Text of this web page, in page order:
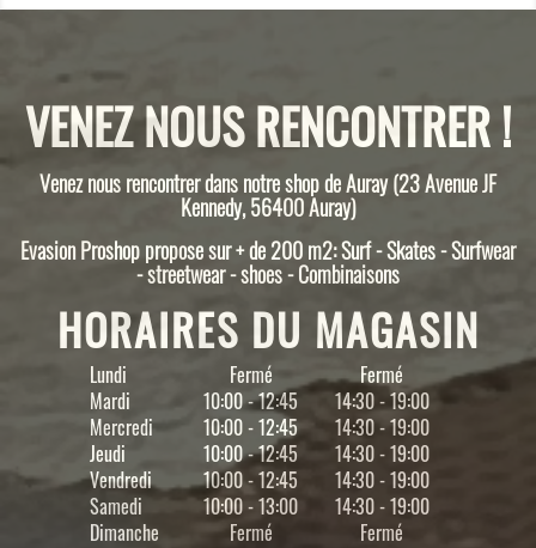
VENEZ NOUS RENCONTRER !
Venez nous rencontrer dans notre shop de Auray (23 Avenue JF
Kennedy, 56400 Auray)
Evasion Proshop propose sur + de 200 m2: Surf - Skates - Surfwear
- streetwear - shoes - Combinaisons
HORAIRES DU MAGASIN
Lundi Fermé
Fermé
Mardi
10:00 - 12:45
14:30 - 19:00
Mercredi
10:00 - 12:45
14:30 - 19:00
Jeudi
10:00 - 12:45
14:30 - 19:00
Vendredi
10:00 - 12:45
14:30 - 19:00
Samedi
10:00 - 13:00
14:30 - 19:00
Dimanche
Fermé Fermé